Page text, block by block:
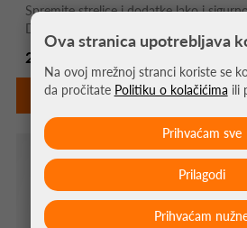
Spremite strelice i dodatke lako i sigurno
Dartcase Hardcase ...
29,95 €
DETALJNIJE
Ova stranica upotrebljava
Na ovoj mrežnoj stranci koriste se
da pročitate Politiku o kolačićima ili
Prihvaćam
Prilagodi
Prihvaćam sve